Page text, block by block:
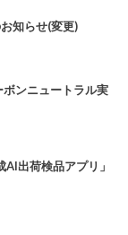
知らせ(変更)
ンニュートラル実
出荷検品アプリ」